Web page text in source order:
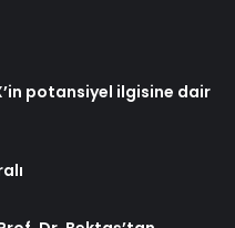
potansiyel ilgisine dair